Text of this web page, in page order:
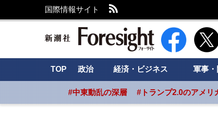
国際情報サイト
新潮社 Foresight
TOP 政治 経済・ビジネス 軍事・
#中東動乱の深層 #トランプ2.0のアメリ